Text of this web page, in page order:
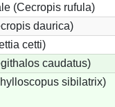
(Cecropis rufula)
daurica)
cetti)
caudatus)
sibilatrix)